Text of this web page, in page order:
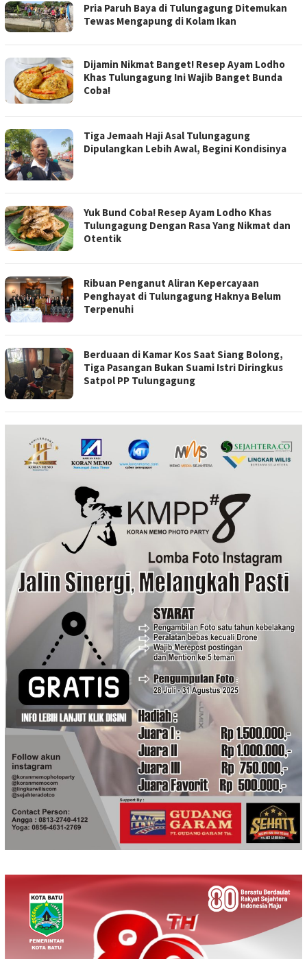
Pria Paruh Baya di Tulungagung Ditemukan
Tewas Mengapung di Kolam Ikan
Dijamin Nikmat Banget! Resep Ayam Lodho
Khas Tulungagung Ini Wajib Banget Bunda
Coba!
Tiga Jemaah Haji Asal Tulungagung
Dipulangkan Lebih Awal, Begini Kondisinya
Yuk Bund Coba! Resep Ayam Lodho Khas
Tulungagung Dengan Rasa Yang Nikmat dan
Otentik
Ribuan Penganut Aliran Kepercayaan
Penghayat di Tulungagung Haknya Belum
Terpenuhi
Berduaan di Kamar Kos Saat Siang Bolong,
Tiga Pasangan Bukan Suami Istri Diringkus
Satpol PP Tulungagung